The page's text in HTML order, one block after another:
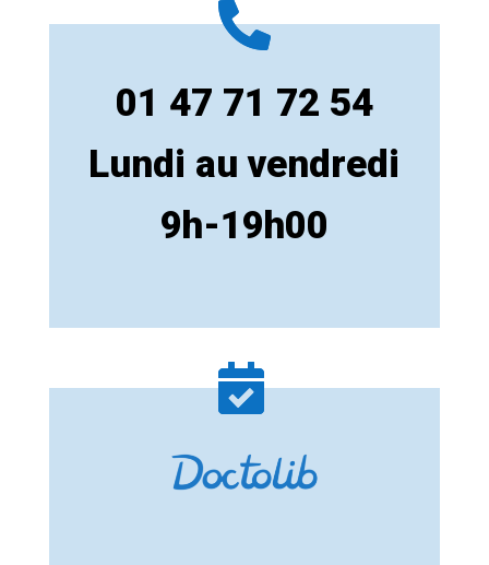
01 47 71 72 54
Lundi au vendredi
9h-19h00